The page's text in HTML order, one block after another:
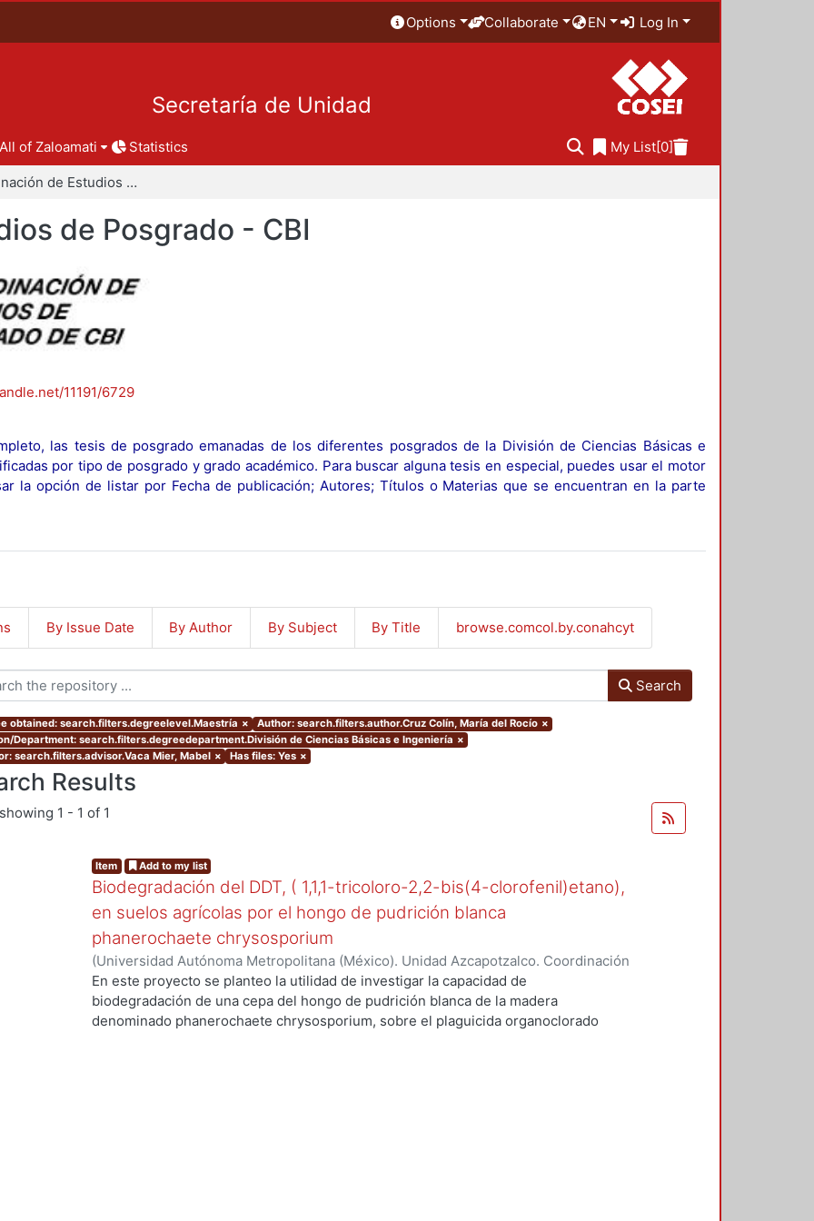
Options Collaborate EN Log In
Secretaría de Unidad
All of Zaloamati Statistics My List[0]
Coordinación de Estudios de Posgrado - CBI
de Posgrado - CBI
11191/6729
las tesis de posgrado emanadas de los diferentes posgrados de la División de Ciencias Básicas e
por tipo de posgrado y grado académico. Para buscar alguna tesis en especial, puedes usar el motor
la opción de listar por Fecha de publicación; Autores; Títulos o Materias que se encuentran en la parte
By Issue Date By Author By Subject By Title browse.comcol.by.conahcyt
Search
obtained: search.filters.degreelevel.Maestría × Author: search.filters.author.Cruz Colín, María del Rocío ×
Department: search.filters.degreedepartment.División de Ciencias Básicas e Ingeniería ×
search.filters.advisor.Vaca Mier, Mabel × Has files: Yes ×
Results
1 - 1 of 1
Item Add to my list
Biodegradación del DDT, ( 1,1,1-tricoloro-2,2-bis(4-clorofenil)etano),
en suelos agrícolas por el hongo de pudrición blanca
phanerochaete chrysosporium
(Universidad Autónoma Metropolitana (México). Unidad Azcapotzalco. Coordinación
de Servicios de Información. ,2003-06 )Cruz Colín, María del Rocío
En este proyecto se planteo la utilidad de investigar la capacidad de
biodegradación de una cepa del hongo de pudrición blanca de la madera
denominado phanerochaete chrysosporium, sobre el plaguicida organoclorado